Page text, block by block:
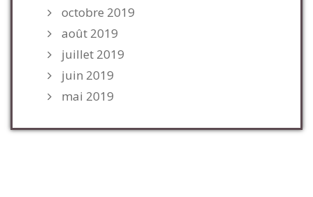
octobre 2019
août 2019
juillet 2019
juin 2019
mai 2019